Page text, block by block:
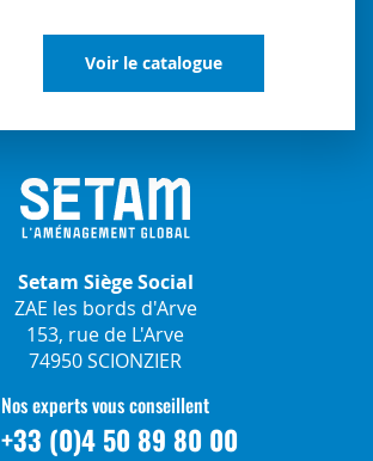
Voir le catalogue
Setam Siège Social
ZAE les bords d'Arve
153, rue de L'Arve
74950 SCIONZIER
Nos experts vous conseillent
+33 (0)4 50 89 80 00